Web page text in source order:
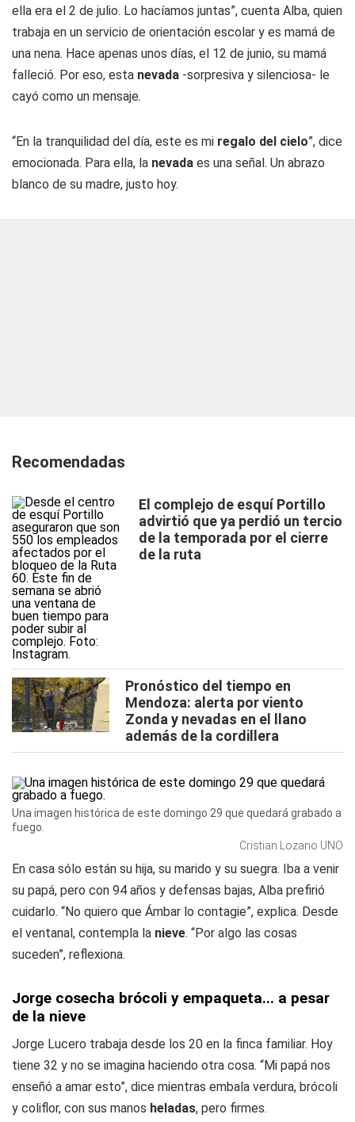
ella era el 2 de julio. Lo hacíamos juntas”, cuenta Alba, quien
trabaja en un servicio de orientación escolar y es mamá de
una nena. Hace apenas unos días, el 12 de junio, su mamá
falleció. Por eso, esta nevada -sorpresiva y silenciosa- le
cayó como un mensaje.
“En la tranquilidad del día, este es mi regalo del cielo”, dice
emocionada. Para ella, la nevada es una señal. Un abrazo
blanco de su madre, justo hoy.
Recomendadas
El complejo de esquí Portillo
advirtió que ya perdió un tercio
de la temporada por el cierre
de la ruta
Pronóstico del tiempo en
Mendoza: alerta por viento
Zonda y nevadas en el llano
además de la cordillera
Una imagen histórica de este domingo 29 que quedará grabado a
fuego.
Cristian Lozano UNO
En casa sólo están su hija, su marido y su suegra. Iba a venir
su papá, pero con 94 años y defensas bajas, Alba prefirió
cuidarlo. “No quiero que Ámbar lo contagie”, explica. Desde
el ventanal, contempla la nieve. “Por algo las cosas
suceden”, reflexiona.
Jorge cosecha brócoli y empaqueta... a pesar
de la nieve
Jorge Lucero trabaja desde los 20 en la finca familiar. Hoy
tiene 32 y no se imagina haciendo otra cosa. “Mi papá nos
enseñó a amar esto”, dice mientras embala verdura, brócoli
y coliflor, con sus manos heladas, pero firmes.